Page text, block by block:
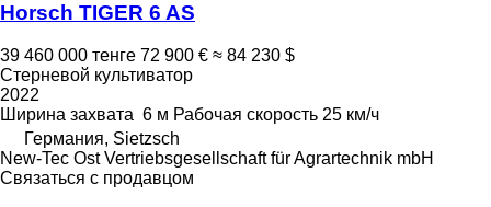
Horsch TIGER 6 AS
39 460 000 тенге 72 900 € ≈ 84 230 $
Стерневой культиватор
2022
Ширина захвата 6 м Рабочая скорость 25 км/ч
Германия, Sietzsch
New-Tec Ost Vertriebsgesellschaft für Agrartechnik mbH
Связаться с продавцом